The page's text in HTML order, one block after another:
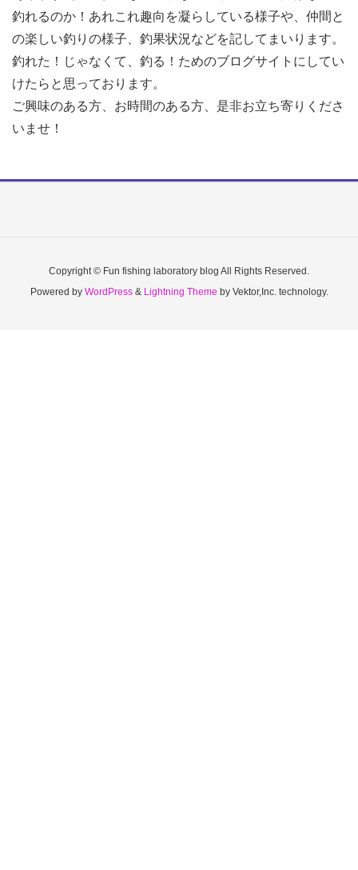
釣れるのか！あれこれ趣向を凝らしている様子や、仲間と
の楽しい釣りの様子、釣果状況などを記してまいります。
釣れた！じゃなくて、釣る！ためのブログサイトにしてい
けたらと思っております。
ご興味のある方、お時間のある方、是非お立ち寄りくださ
いませ！
Copyright © Fun fishing laboratory blog All Rights Reserved.
Powered by WordPress& Lightning Theme by Vektor,Inc. technology.